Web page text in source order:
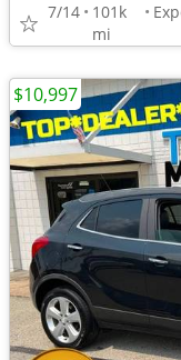
7/14
101k
mi
$10,997